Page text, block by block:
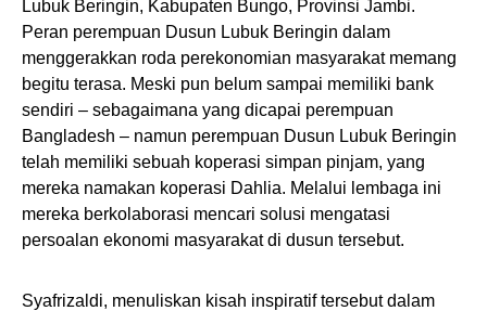
Lubuk Beringin, Kabupaten Bungo, Provinsi Jambi.
Peran perempuan Dusun Lubuk Beringin dalam
menggerakkan roda perekonomian masyarakat memang
begitu terasa. Meski pun belum sampai memiliki bank
sendiri – sebagaimana yang dicapai perempuan
Bangladesh – namun perempuan Dusun Lubuk Beringin
telah memiliki sebuah koperasi simpan pinjam, yang
mereka namakan koperasi Dahlia. Melalui lembaga ini
mereka berkolaborasi mencari solusi mengatasi
persoalan ekonomi masyarakat di dusun tersebut.
Syafrizaldi, menuliskan kisah inspiratif tersebut dalam